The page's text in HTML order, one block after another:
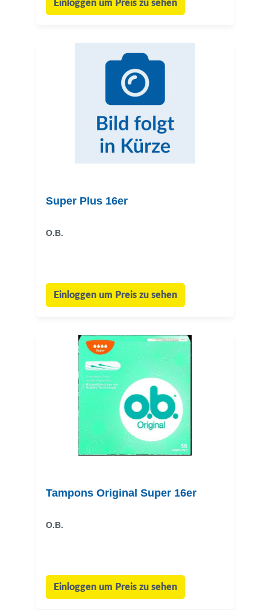
Einloggen um Preis zu sehen
Super Plus 16er
O.B.
Einloggen um Preis zu sehen
Tampons Original Super 16er
O.B.
Einloggen um Preis zu sehen